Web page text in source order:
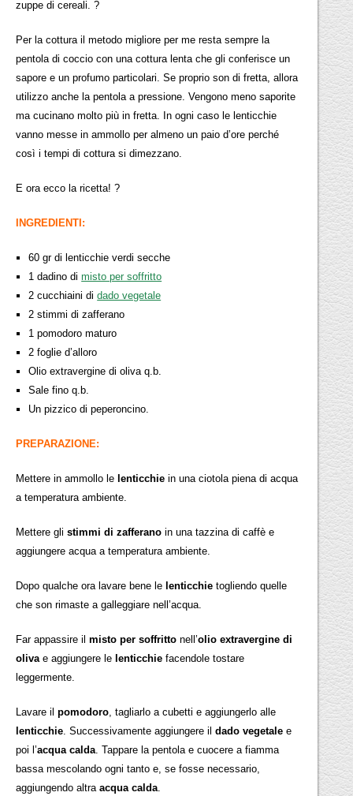
zuppe di cereali. ?
Per la cottura il metodo migliore per me resta sempre la
pentola di coccio con una cottura lenta che gli conferisce un
sapore e un profumo particolari. Se proprio son di fretta, allora
utilizzo anche la pentola a pressione. Vengono meno saporite
ma cucinano molto più in fretta. In ogni caso le lenticchie
vanno messe in ammollo per almeno un paio d’ore perché
così i tempi di cottura si dimezzano.
E ora ecco la ricetta! ?
INGREDIENTI:
60 gr di lenticchie verdi secche
1 dadino dimisto per soffritto
2 cucchiaini didado vegetale
2 stimmi di zafferano
1 pomodoro maturo
2 foglie d’alloro
Olio extravergine di oliva q.b.
Sale fino q.b.
Un pizzico di peperoncino.
PREPARAZIONE:
Mettere in ammollo le lenticchie in una ciotola piena di acqua
a temperatura ambiente.
Mettere glistimmi di zafferano in una tazzina di caffè e
aggiungere acqua a temperatura ambiente.
Dopo qualche ora lavare bene le lenticchie togliendo quelle
che son rimaste a galleggiare nell’acqua.
Far appassire ilmisto per soffritto nell’olio extravergine di
olivae aggiungere le lenticchie facendole tostare
leggermente.
Lavare ilpomodoro, tagliarlo a cubetti e aggiungerlo alle
lenticchie. Successivamente aggiungere ildado vegetale e
poi l’acqua calda. Tappare la pentola e cuocere a fiamma
bassa mescolando ogni tanto e, se fosse necessario,
aggiungendo altraacqua calda.